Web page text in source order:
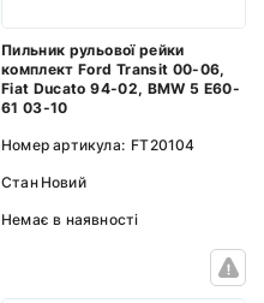
Пильник рульової рейки
комплект Ford Transit 00-06,
Fiat Ducato 94-02, BMW 5 E60-
61 03-10
Номер артикула: FT20104
Стан Новий
Немає в наявності